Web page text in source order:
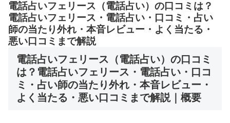
電話占いフェリース（電話占い）の口コミは？
電話占いフェリース・電話占い・口コミ・占い
師の当たり外れ・本音レビュー・よく当たる・
悪い口コミまで解説
電話占いフェリース（電話占い）の口コミ
は？電話占いフェリース・電話占い・口コ
ミ・占い師の当たり外れ・本音レビュー・
よく当たる・悪い口コミまで解説｜概要